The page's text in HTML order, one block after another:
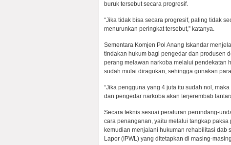
buruk tersebut secara progresif.
“Jika tidak bisa secara progresif, paling tidak
menurunkan peringkat tersebut,” katanya.
Sementara Komjen Pol Anang Iskandar
tindakan hukum bagi pengedar dan produsen
perang melawan narkoba melalui pendekatan
sudah mulai diragukan, sehingga gunakan
“Jika pengguna yang 4 juta itu sudah nol,
dan pengedar narkoba akan terjerembab
Secara teknis sesuai peraturan perundang-
cara penanganan, yaitu melalui tangkap
kemudian menjalani hukuman rehabilitasi dab
Lapor (IPWL) yang ditetapkan di masing-